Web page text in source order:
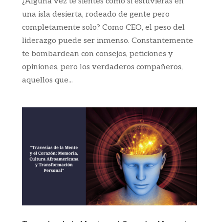
una isla desierta, rodeado de gente pero
completamente solo? Como CEO, el peso del
liderazgo puede ser inmenso. Constantemente
te bombardean con consejos, peticiones y
opiniones, pero los verdaderos compañeros,
aquellos que...